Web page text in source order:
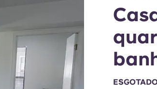
Sobre nós
Perguntas